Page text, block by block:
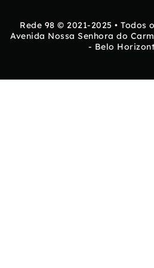
Rede 98 © 2021-2025 •
Avenida Nossa Senhora do
- Belo